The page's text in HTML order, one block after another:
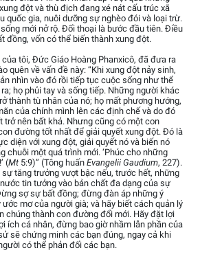
đột và thù địch đang xé nát cấu trúc xã
quốc gia, nuôi dưỡng sự nghèo đói và loại trừ.
mới nở rộ. Đối thoại là bước đầu tiên. Điều
đồng, vốn có thể biến thành xung đột.
tôi, Đức Giáo Hoàng Phanxicô, đã đưa ra
quên về vấn đề này: “Khi xung đột nảy sinh,
nhìn vào đó rồi tiếp tục cuộc sống như thể
họ phủi tay và sống tiếp. Những người khác
thành tù nhân của nó; họ mất phương hướng,
của chính mình lên các định chế và do đó
trở nên bất khả. Nhưng cũng có một con
đường tốt nhất để giải quyết xung đột. Đó là
diện với xung đột, giải quyết nó và biến nó
chuỗi một quá trình mới. ‘Phúc cho những
(Mt 5:9)” (Tông huấn Evangelii Gaudium, 227).
tăng trưởng vượt bậc nếu, trước hết, những
tin tưởng vào bản chất đa dạng của sự
sợ sự bất đồng; đừng đàn áp những ý
mơ của người già; và hãy biết cách quản lý
chúng thành con đường đổi mới. Hãy đặt lợi
ích cá nhân, đừng bao giờ nhầm lẫn phần của
sẽ chứng minh các bạn đúng, ngay cả khi
có thể phản đối các bạn.